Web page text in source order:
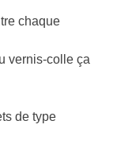
chaque
vernis-colle ça
de type